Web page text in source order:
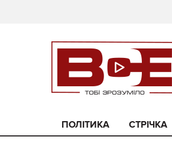
ПОЛІТИКА СТРІЧКА